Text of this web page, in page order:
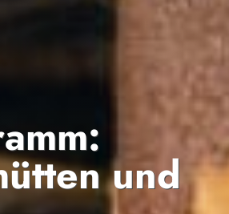
und